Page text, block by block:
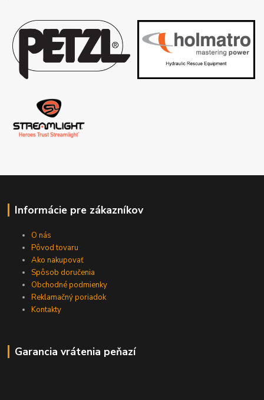
Informácie pre zákazníkov
O nás
Pôvod tovaru
Ako nakupovať
Spôsob doručenia
Obchodné podmienky
Reklamačný poriadok
Kontakty
Garancia vrátenia peňazí